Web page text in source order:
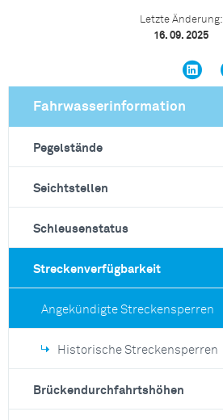
Letzte Änderung:
16. 09. 2025
Fahrwasserinformation
Pegelstände
Seichtstellen
Schleusenstatus
Streckenverfügbarkeit
Angekündigte Streckensperren
Historische Streckensperren
Brückendurchfahrtshöhen